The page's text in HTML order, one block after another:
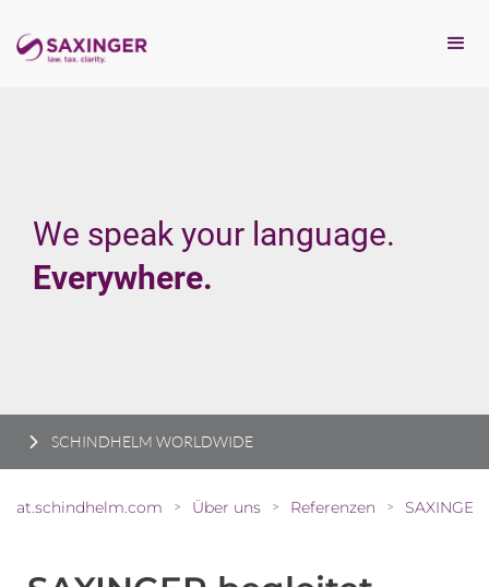
We speak your language.
Everywhere.
SCHINDHELM WORLDWIDE
at.schindhelm.com > Über uns > Referenzen >